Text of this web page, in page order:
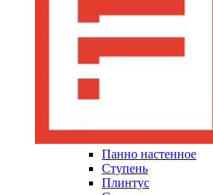
Панно настенное
Ступень
Плинтус